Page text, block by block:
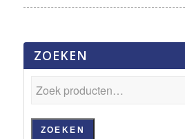
ZOEKEN
ZOEKEN